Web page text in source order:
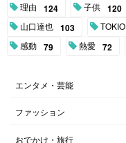
理由 124 子供 120
山口達也 103 TOKIO
感動 79 熱愛 72
エンタメ・芸能
ファッション
おでかけ・旅行